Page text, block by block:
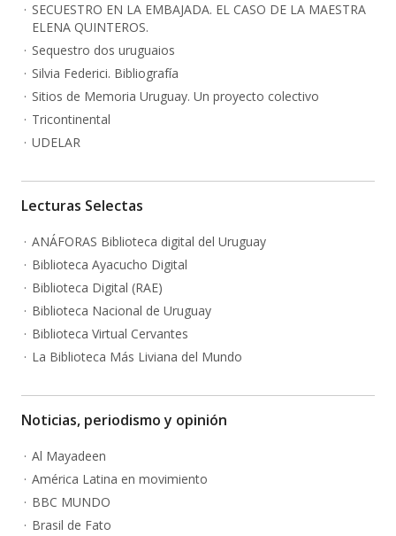
SECUESTRO EN LA EMBAJADA. EL CASO DE LA MAESTRA
ELENA QUINTEROS.
Sequestro dos uruguaios
Silvia Federici. Bibliografía
Sitios de Memoria Uruguay. Un proyecto colectivo
Tricontinental
UDELAR
Lecturas Selectas
ANÁFORAS Biblioteca digital del Uruguay
Biblioteca Ayacucho Digital
Biblioteca Digital (RAE)
Biblioteca Nacional de Uruguay
Biblioteca Virtual Cervantes
La Biblioteca Más Liviana del Mundo
Noticias, periodismo y opinión
Al Mayadeen
América Latina en movimiento
BBC MUNDO
Brasil de Fato